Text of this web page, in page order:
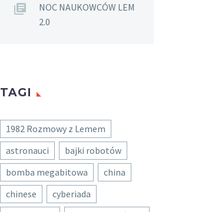
NOC NAUKOWCÓW LEM
2.0
TAGI
1982 Rozmowy z Lemem
astronauci
bajki robotów
bomba megabitowa
china
chinese
cyberiada